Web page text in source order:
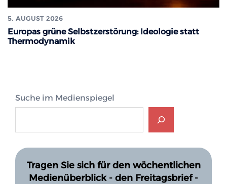
5. AUGUST 2026
Europas grüne Selbstzerstörung: Ideologie statt
Thermodynamik
Suche im Medienspiegel
Tragen Sie sich für den wöchentlichen
Medienüberblick - den Freitagsbrief -